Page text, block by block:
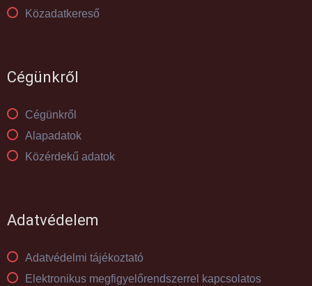
Közadatkereső
Cégünkről
Cégünkről
Alapadatok
Közérdekű adatok
Adatvédelem
Adatvédelmi tájékoztató
Elektronikus megfigyelőrendszerrel kapcsolatos